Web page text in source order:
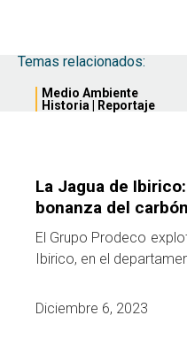
Temas relacionados:
Medio Ambiente
Historia | Reportaje
La Jagua de
bonanza del carbón
El Grupo Prodeco
Ibirico, en el
Diciembre 6, 2023